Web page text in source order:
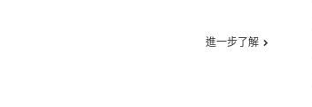
進一步了解